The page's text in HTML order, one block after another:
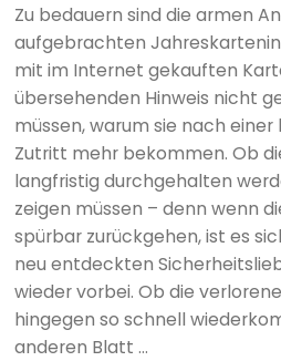
Zu bedauern sind die armen
aufgebrachten
mit im Internet gekauften
übersehenden Hinweis nicht
müssen, warum sie nach
Zutritt mehr bekommen. Ob
langfristig durchgehalten
zeigen müssen – denn wenn
spürbar zurückgehen, ist es
neu entdeckten
wieder vorbei. Ob die
hingegen so schnell
anderen Blatt ...